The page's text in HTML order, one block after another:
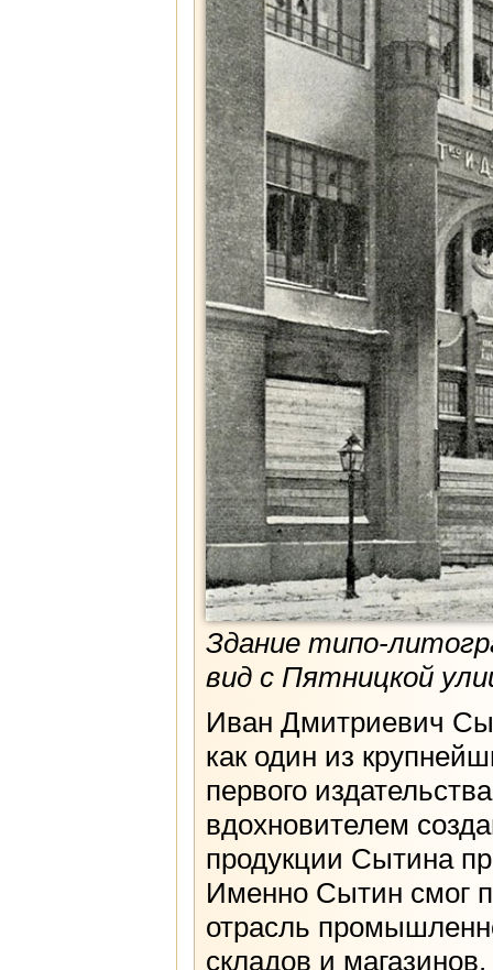
Здание типо-
вид с Пятницкой
Иван Дмитриевич
как один из
первого
вдохновителем
продукции Сытина
Именно Сытин смог
отрасль
складов и